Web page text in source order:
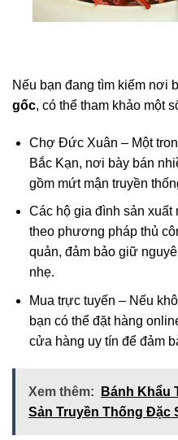
Nếu bạn đang tìm kiếm nơi
gốc, có thể tham khảo một
Chợ Đức Xuân – Một
Bắc Kạn, nơi bày bán
gồm mứt mận truyền
Các hộ gia đình sản
theo phương pháp thủ
quản, đảm bảo giữ
nhẹ.
Mua trực tuyến – Nếu
bạn có thể đặt hàng
cửa hàng uy tín để đảm
Xem thêm:
Bánh Khẩu
Sản Truyền Thống Đặc